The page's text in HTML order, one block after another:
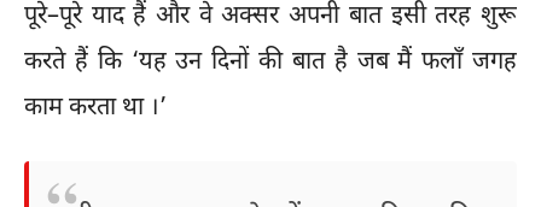
पूरे–पूरे याद हैं और वे अक्सर अपनी बात इसी तरह शुरू
करते हैं कि ‘यह उन दिनों की बात है जब मैं फलाँ जगह
काम करता था ।’